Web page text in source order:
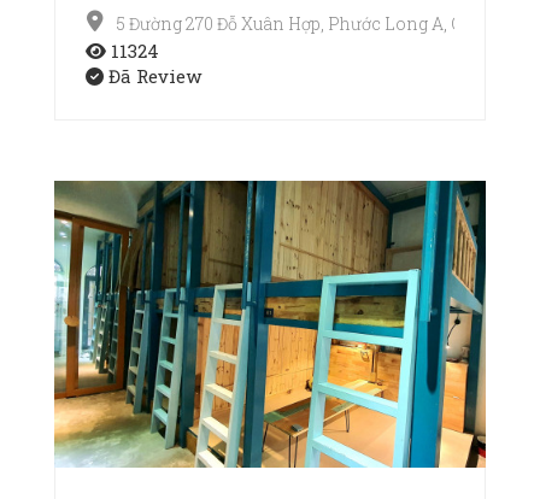
5 Đường 270 Đỗ Xuân Hợp, Phước Long A, Q9
11324
Đã Review